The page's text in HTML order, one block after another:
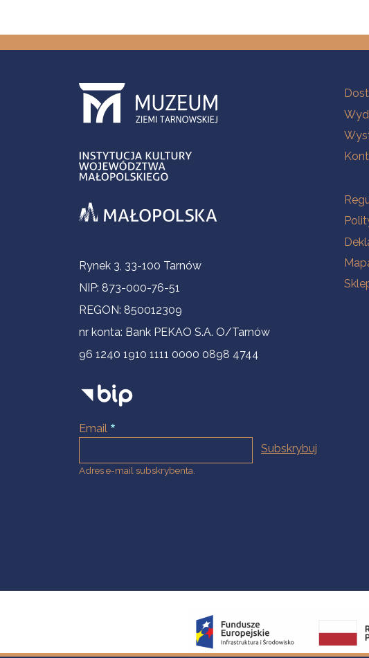
Informacje kontaktowe
Rynek 3, 33-100 Tarnów
NIP: 873-000-76-51
REGON: 850012309
nr konta: Bank PEKAO S.A. O/Tarnów
96 1240 1910 1111 0000 0898 4744
Email
Adres e-mail subskrybenta.
Na
Na